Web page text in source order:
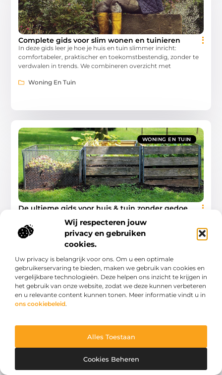
Wij respecteren jouw
privacy en gebruiken
cookies.
Uw privacy is belangrijk voor ons. Om u een optimale
gebruikerservaring te bieden, maken we gebruik van cookies en
vergelijkbare technologieën. Deze helpen ons inzicht te krijgen in
het gebruik van onze website, zodat we deze kunnen verbeteren
en u relevante content kunnen tonen. Meer informatie vindt u in
ons cookiebeleid.
Alles Toestaan
Cookies Beheren
Complete gids voor slim wonen en tuinieren
In deze gids leer je hoe je huis en tuin slimmer inricht:
comfortabeler, praktischer en toekomstbestendig, zonder te
verdwalen in trends. We combineren overzicht met
Woning En Tuin
WONING EN TUIN
De ultieme gids voor huis & tuin zonder gedoe
eindeloos project te zijn. In deze gids leer je hoe je overzicht
krijgt, slimme